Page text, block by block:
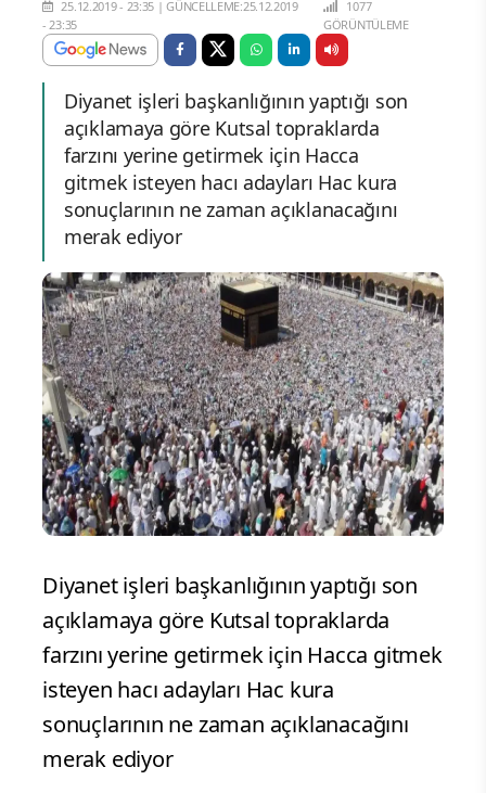
25.12.2019 - 23:35 |GÜNCELLEME:25.12.2019
- 23:35
1077
GÖRÜNTÜLEME
Diyanet işleri başkanlığının yaptığı son
açıklamaya göre Kutsal topraklarda
farzını yerine getirmek için Hacca
gitmek isteyen hacı adayları Hac kura
sonuçlarının ne zaman açıklanacağını
merak ediyor
Diyanet işleri başkanlığının yaptığı son
açıklamaya göre Kutsal topraklarda
farzını yerine getirmek için Hacca gitmek
isteyen hacı adayları Hac kura
sonuçlarının ne zaman açıklanacağını
merak ediyor